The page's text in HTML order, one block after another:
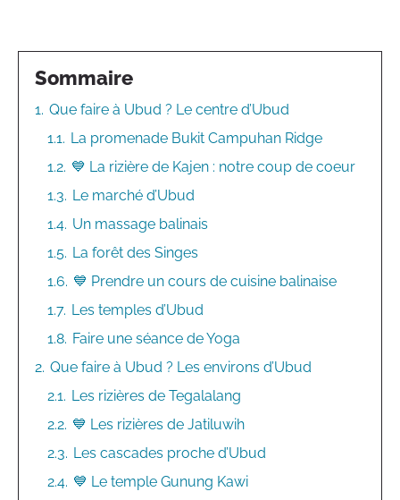
Sommaire
1. Que faire à Ubud ? Le centre d’Ubud
1.1. La promenade Bukit Campuhan Ridge
1.2. 💙 La rizière de Kajen : notre coup de coeur
1.3. Le marché d’Ubud
1.4. Un massage balinais
1.5. La forêt des Singes
1.6. 💙 Prendre un cours de cuisine balinaise
1.7. Les temples d’Ubud
1.8. Faire une séance de Yoga
2. Que faire à Ubud ? Les environs d’Ubud
2.1. Les rizières de Tegalalang
2.2. 💙 Les rizières de Jatiluwih
2.3. Les cascades proche d’Ubud
2.4. 💙 Le temple Gunung Kawi